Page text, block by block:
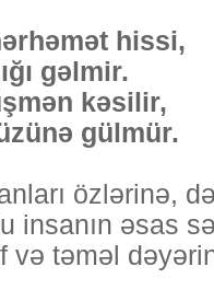
hissi,
gəlmir.
kəsilir,
gülmür.
özlərinə,
insanın əsas
və təməl